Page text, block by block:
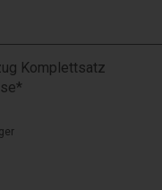
Komplettsatz